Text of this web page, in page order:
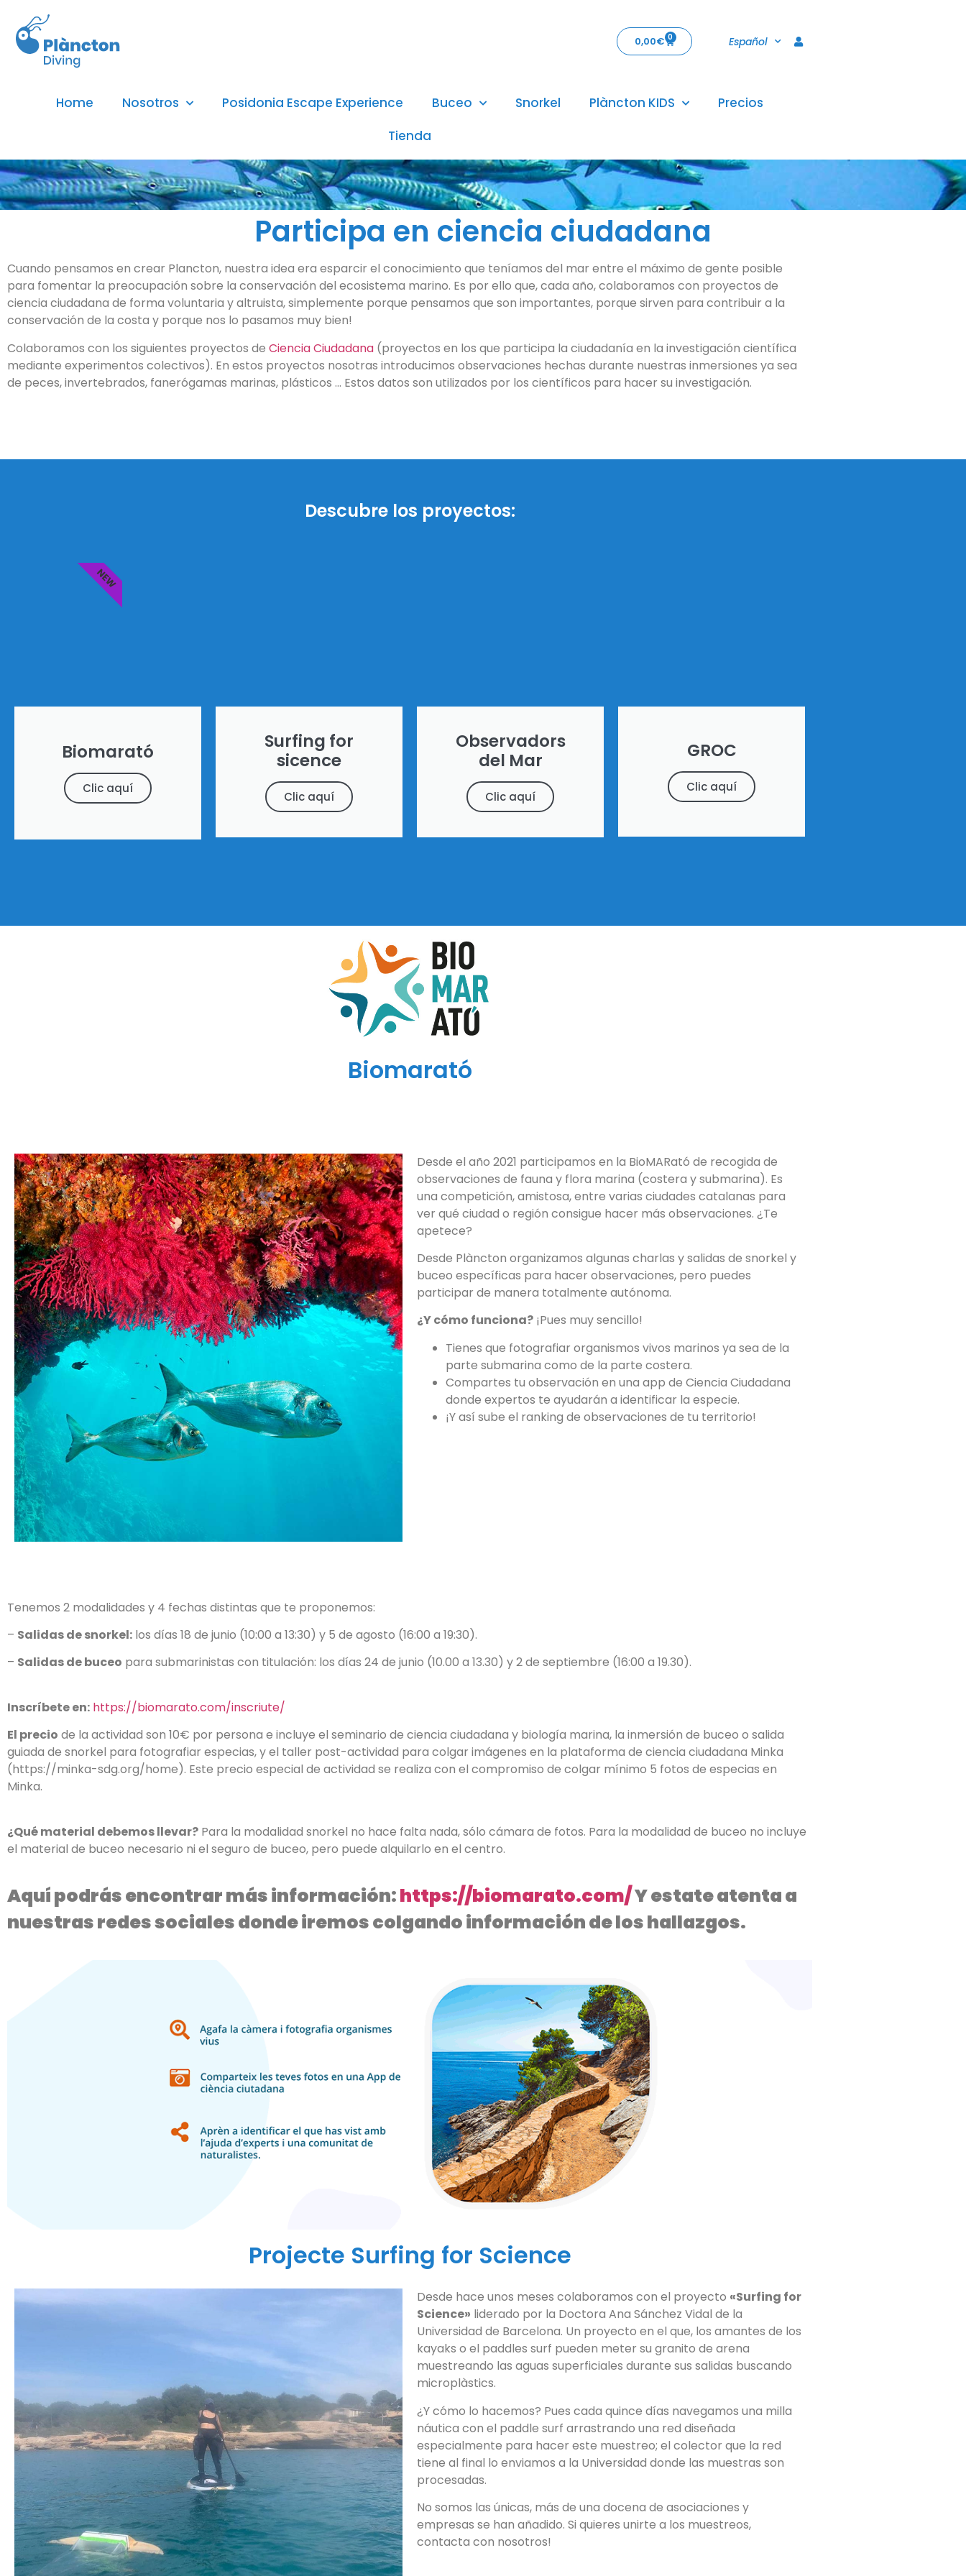
0,00€ 0 Español
Home Nosotros Posidonia Escape Experience Buceo Snorkel Plàncton KIDS
Precios
Tienda
Participa en ciencia ciudadana
Cuando pensamos en crear Plancton, nuestra idea era esparcir el conocimiento que teníamos del mar entre el máximo de gente posible
para fomentar la preocupación sobre la conservación del ecosistema marino. Es por ello que, cada año, colaboramos con proyectos de
ciencia ciudadana de forma voluntaria y altruista, simplemente porque pensamos que son importantes, porque sirven para contribuir a la
conservación de la costa y porque nos lo pasamos muy bien!
Colaboramos con los siguientes proyectos de Ciencia Ciudadana (proyectos en los que participa la ciudadanía en la investigación científica
mediante experimentos colectivos). En estos proyectos nosotras introducimos observaciones hechas durante nuestras inmersiones ya sea
de peces, invertebrados, fanerógamas marinas, plásticos … Estos datos son utilizados por los científicos para hacer su investigación.
Descubre los proyectos:
Biomarató
Clic aquí
NEW
Surfing for
sicence
Clic aquí
Observadors
del Mar
Clic aquí
GROC
Clic aquí
Biomarató
Desde el año 2021 participamos en la BioMARató de recogida de
observaciones de fauna y flora marina (costera y submarina). Es
una competición, amistosa, entre varias ciudades catalanas para
ver qué ciudad o región consigue hacer más observaciones. ¿Te
apetece?
Desde Plàncton organizamos algunas charlas y salidas de snorkel y
buceo específicas para hacer observaciones, pero puedes
participar de manera totalmente autónoma.
¿Y cómo funciona? ¡Pues muy sencillo!
Tienes que fotografiar organismos vivos marinos ya sea de la
parte submarina como de la parte costera.
Compartes tu observación en una app de Ciencia Ciudadana
donde expertos te ayudarán a identificar la especie.
¡Y así sube el ranking de observaciones de tu territorio!
Tenemos 2 modalidades y 4 fechas distintas que te proponemos:
– Salidas de snorkel: los días 18 de junio (10:00 a 13:30) y 5 de agosto (16:00 a 19:30).
– Salidas de buceo para submarinistas con titulación: los días 24 de junio (10.00 a 13.30) y 2 de septiembre (16:00 a 19.30).
Inscríbete en: https://biomarato.com/inscriute/
El precio de la actividad son 10€ por persona e incluye el seminario de ciencia ciudadana y biología marina, la inmersión de buceo o salida
guiada de snorkel para fotografiar especias, y el taller post-actividad para colgar imágenes en la plataforma de ciencia ciudadana Minka
(https://minka-sdg.org/home). Este precio especial de actividad se realiza con el compromiso de colgar mínimo 5 fotos de especias en
Minka.
¿Qué material debemos llevar? Para la modalidad snorkel no hace falta nada, sólo cámara de fotos. Para la modalidad de buceo no incluye
el material de buceo necesario ni el seguro de buceo, pero puede alquilarlo en el centro.
Aquí podrás encontrar más información:https://biomarato.com/Y estate atenta a
nuestras redes sociales donde iremos colgando información de los hallazgos.
Projecte Surfing for Science
Desde hace unos meses colaboramos con el proyecto «Surfing for
Science» liderado por la Doctora Ana Sánchez Vidal de la
Universidad de Barcelona. Un proyecto en el que, los amantes de los
kayaks o el paddles surf pueden meter su granito de arena
muestreando las aguas superficiales durante sus salidas buscando
microplàstics.
¿Y cómo lo hacemos? Pues cada quince días navegamos una milla
náutica con el paddle surf arrastrando una red diseñada
especialmente para hacer este muestreo; el colector que la red
tiene al final lo enviamos a la Universidad donde las muestras son
procesadas.
No somos las únicas, más de una docena de asociaciones y
empresas se han añadido. Si quieres unirte a los muestreos,
contacta con nosotros!